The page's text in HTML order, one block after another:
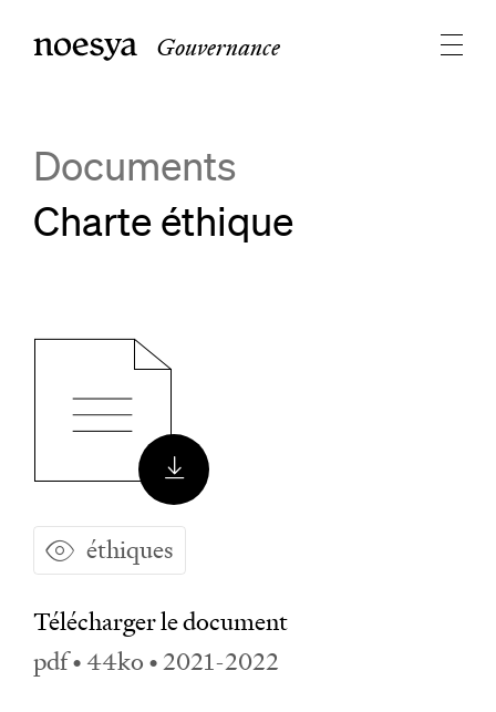
Gouvernance
Documents
Charte éthique
éthiques
Télécharger le document
pdf • 44ko • 2021-2022